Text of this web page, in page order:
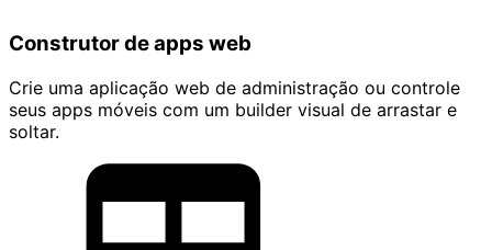
Construtor de apps web
Crie uma aplicação web de administração ou controle
seus apps móveis com um builder visual de arrastar e
soltar.